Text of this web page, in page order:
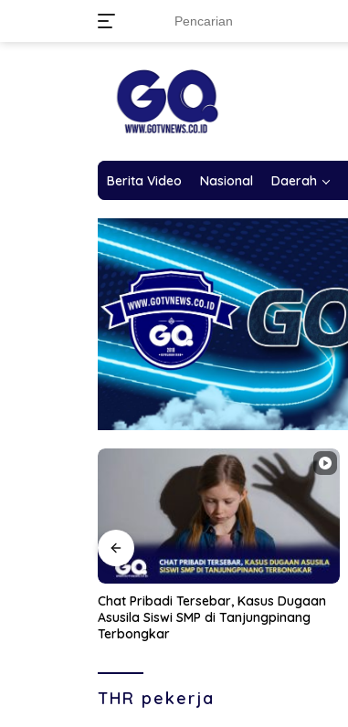
Berita Video Nasional Daerah
Petani Muda di Bintan Berhasil
Kembangkan Lima Varietas Anggur di
Seri Kuala Lobam
THR pekerja